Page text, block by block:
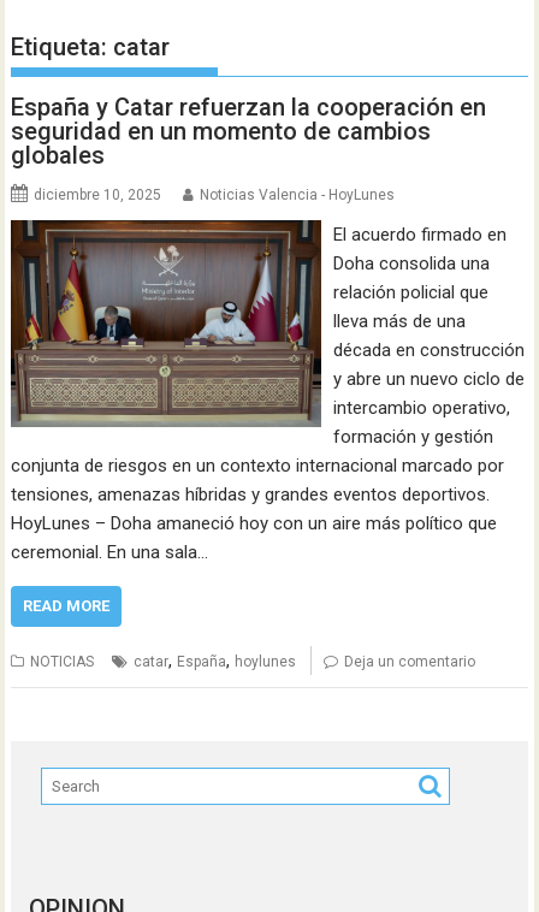
Etiqueta: catar
España y Catar refuerzan la cooperación en
seguridad en un momento de cambios
globales
diciembre 10, 2025 Noticias Valencia - HoyLunes
El acuerdo firmado en
Doha consolida una
relación policial que
lleva más de una
década en construcción
y abre un nuevo ciclo de
intercambio operativo,
formación y gestión
conjunta de riesgos en un contexto internacional marcado por
tensiones, amenazas híbridas y grandes eventos deportivos.
HoyLunes – Doha amaneció hoy con un aire más político que
ceremonial. En una sala…
READ MORE
NOTICIAS catar, España, hoylunes Deja un comentario